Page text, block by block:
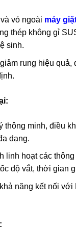
vỏ ngoài máy
thép không gỉ
sinh.
rung hiệu quả,
thông minh, điều
dạng.
linh hoạt các
độ vắt, thời gian
năng kết nối với